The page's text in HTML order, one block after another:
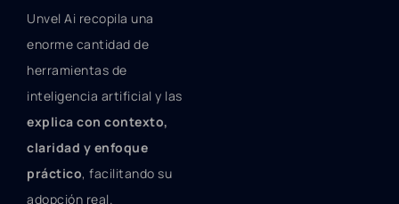
Unvel Ai recopila una
enorme cantidad de
herramientas de
inteligencia artificial y las
explica con contexto,
claridad y enfoque
práctico, facilitando su
adopción real.